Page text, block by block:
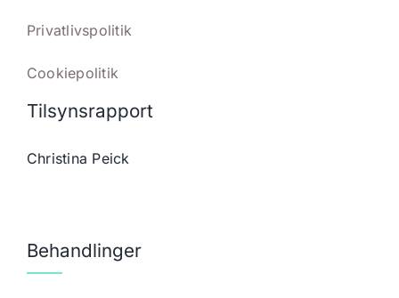
Privatlivspolitik
Cookiepolitik
Tilsynsrapport
Christina Peick
Behandlinger